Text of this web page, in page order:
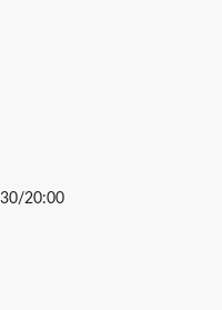
20:00